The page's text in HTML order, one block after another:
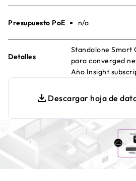
Presupuesto PoE n/a
Detalles
Standalone Smart
para converged
Año Insight
Descargar hoja de